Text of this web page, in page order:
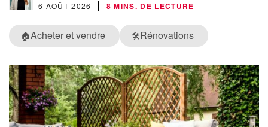
6 AOÛT 2026 8 MINS. DE LECTURE
🏠Acheter et vendre 🛠️Rénovations